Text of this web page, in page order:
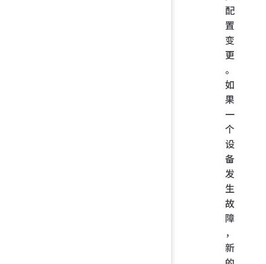
配
置
变
更
。
如
果
一
个
设
备
发
生
故
障
，
新